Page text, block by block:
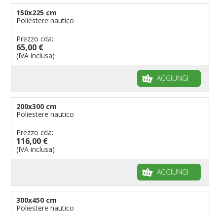
150x225 cm
Poliestere nautico
Prezzo cda:
65,00 €
(IVA inclusa)
AGGIUNGI
200x300 cm
Poliestere nautico
Prezzo cda:
116,00 €
(IVA inclusa)
AGGIUNGI
300x450 cm
Poliestere nautico